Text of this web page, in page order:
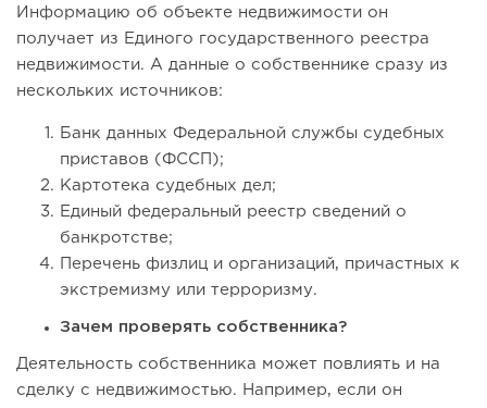
Информацию об объекте недвижимости он
получает из Единого государственного реестра
недвижимости. А данные о собственнике сразу из
нескольких источников:
Банк данных Федеральной службы судебных
приставов (ФССП);
Картотека судебных дел;
Единый федеральный реестр сведений о
банкротстве;
Перечень физлиц и организаций, причастных к
экстремизму или терроризму.
Зачем проверять собственника?
Деятельность собственника может повлиять и на
сделку с недвижимостью. Например, если он